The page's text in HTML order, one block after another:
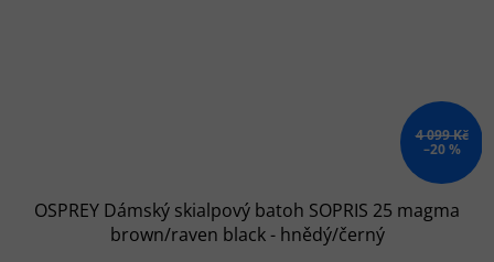
4 099 Kč
–20 %
OSPREY Dámský skialpový batoh SOPRIS 25 magma
brown/raven black - hnědý/černý